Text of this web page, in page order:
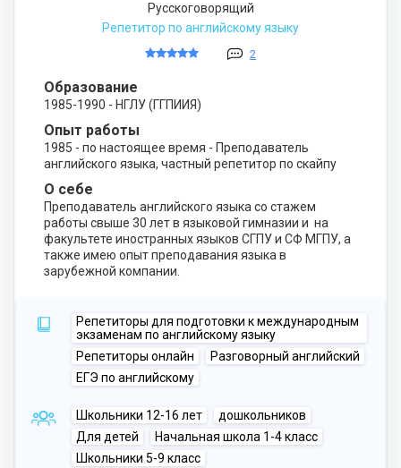
Русскоговорящий
Репетитор по английскому языку
2
Образование
1985-1990 - НГЛУ (ГГПИИЯ)
Опыт работы
1985 - по настоящее время - Преподаватель
английского языка, частный репетитор по скайпу
О себе
Преподаватель английского языка со стажем
работы свыше 30 лет в языковой гимназии и на
факультете иностранных языков СГПУ и СФ МГПУ, а
также имею опыт преподавания языка в
зарубежной компании.
Репетиторы для подготовки к международным
экзаменам по английскому языку
Репетиторы онлайн
Разговорный английский
ЕГЭ по английскому
Школьники 12-16 лет
дошкольников
Для детей
Начальная школа 1-4 класс
Школьники 5-9 класс